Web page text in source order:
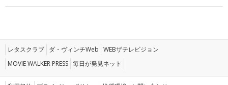
レタスクラブ ダ・ヴィンチWeb WEBザテレビジョン
MOVIE WALKER PRESS 毎日が発見ネット